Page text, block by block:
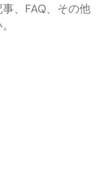
、FAQ、その他